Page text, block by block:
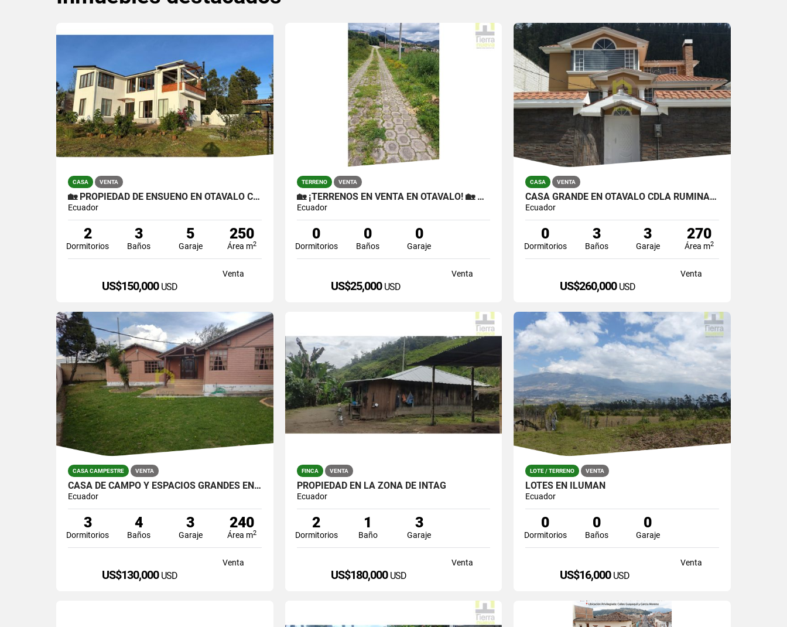
CASA VENTA
🏡 PROPIEDAD DE ENSUEÑO EN OTAVALO CON TINY HOUSE PARA HUÉSPEDES 🏡
Ecuador
2
Dormitorios
3
Baños
5
Garaje
250
Área m2
Venta
US$150,000 USD
TERRENO VENTA
🏡 ¡TERRENOS EN VENTA EN OTAVALO! 🏡 📍 COLEGIO LA INMACULADA
Ecuador
0
Dormitorios
0
Baños
0
Garaje
Venta
US$25,000 USD
CASA VENTA
CASA GRANDE EN OTAVALO CDLA RUMIÑAHUI
Ecuador
0
Dormitorios
3
Baños
3
Garaje
270
Área m2
Venta
US$260,000 USD
CASA CAMPESTRE VENTA
CASA DE CAMPO Y ESPACIOS GRANDES EN CAYAMBE
Ecuador
3
Dormitorios
4
Baños
3
Garaje
240
Área m2
Venta
US$130,000 USD
FINCA VENTA
PROPIEDAD EN LA ZONA DE INTAG
Ecuador
2
Dormitorios
1
Baño
3
Garaje
Venta
US$180,000 USD
LOTE / TERRENO VENTA
LOTES EN ILUMAN
Ecuador
0
Dormitorios
0
Baños
0
Garaje
Venta
US$16,000 USD